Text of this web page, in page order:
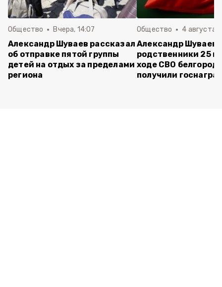
Общество Вчера, 14:07
Александр Шуваев рассказал
об отправке пятой группы
детей на отдых за пределами
региона
Общество 4 августа ,
Александр Шуваев:
родственники 25
ходе СВО
получили